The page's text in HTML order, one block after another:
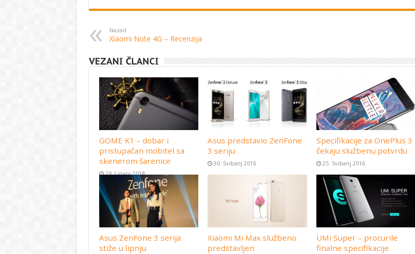
Nazad
Xiaomi Note 4G – Recenzija
VEZANI ČLANCI
GOME K1 – dobar i
pristupačan mobitel sa
skenerom šarenice
29. Lipanj 2018
Asus predstavio ZenFone
3 seriju
30. Svibanj 2016
Specifikacije za OnePlus 3
čekaju službenu potvrdu
25. Svibanj 2016
Asus ZenFone 3 serija
stiže u lipnju
Xiaomi Mi Max službeno
predstavljen
UMi Super – procurile
finalne specifikacije